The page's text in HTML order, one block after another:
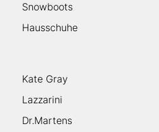
Snowboots
Hausschuhe
Kate Gray
Lazzarini
Dr.Martens